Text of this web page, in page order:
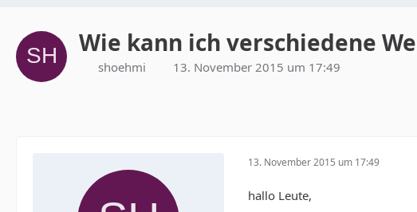
Wie kann ich verschiedene
shoehmi 13. November 2015 um 17:49
13. November 2015 um 17:49
hallo Leute,